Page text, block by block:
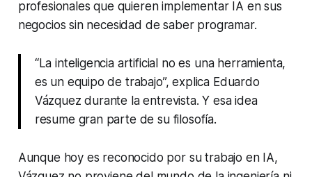
profesionales que quieren implementar IA en sus
negocios sin necesidad de saber programar.
“La inteligencia artificial no es una herramienta,
es un equipo de trabajo”, explica Eduardo
Vázquez durante la entrevista. Y esa idea
resume gran parte de su filosofía.
Aunque hoy es reconocido por su trabajo en IA,